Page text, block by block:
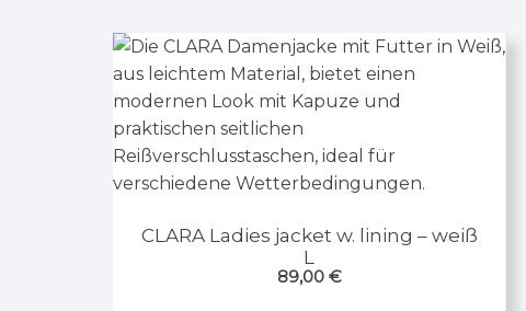
CLARA Ladies jacket w. lining – weiß
L
89,00 €